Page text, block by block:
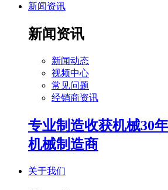
新闻资讯
新闻资讯
新闻动态
视频中心
常见问题
经销商资讯
专业制造收获机械30
机械制造商
关于我们